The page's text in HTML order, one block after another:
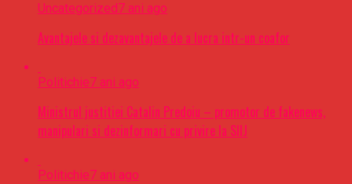
Uncategorized7 ani ago
Avantajele si dezavantajele de a lucra intr-un coafor
Politichie7 ani ago
Ministrul justitiei Catalin Predoiu – promotor de fakenews,
manipulari si dezinformari cu privire la SIIJ
Politichie7 ani ago